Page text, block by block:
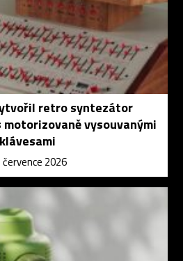
retro syntezátor
motorizovaně vysouvanými
klávesami
července 2026